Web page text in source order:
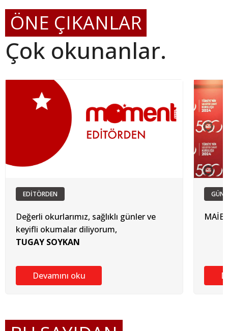
ÖNE ÇIKANLAR
Çok okunanlar.
EDİTÖRDEN
Değerli okurlarımız, sağlıklı günler ve
keyifli okumalar diliyorum,
TUGAY SOYKAN
Devamını oku
MAİB